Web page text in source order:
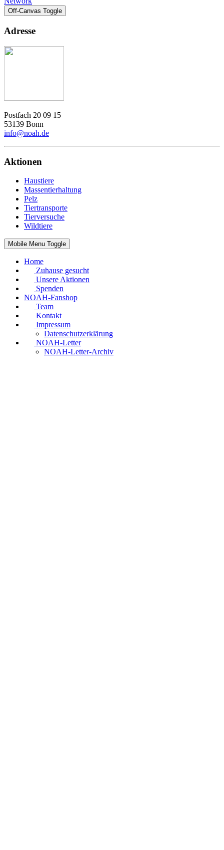
Off-Canvas Toggle
Adresse
Postfach 20 09 15
53139 Bonn
info@noah.de
Aktionen
Haustiere
Massentierhaltung
Pelz
Tiertransporte
Tierversuche
Wildtiere
Mobile Menu Toggle
Home
Zuhause gesucht
Unsere Aktionen
Spenden
NOAH-Fanshop
Team
Kontakt
Impressum
Datenschutzerklärung
NOAH-Letter
NOAH-Letter-Archiv